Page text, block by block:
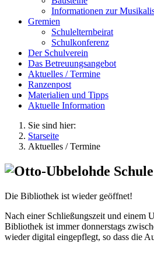
Informationen zur
Gremien
Schulelternbeirat
Schulkonferenz
Der Schulverein
Das Betreuungsangebot
Aktuelles / Termine
Ranzenpost
Materialien und Tipps
Aktuelle Information
Sie sind hier:
Starseite
Aktuelles / Termine
Die Bibliothek ist wieder geöffnet!
Nach einer Schließungszeit und einem
Bibliothek ist immer donnerstags
wieder digital eingepflegt, so dass die